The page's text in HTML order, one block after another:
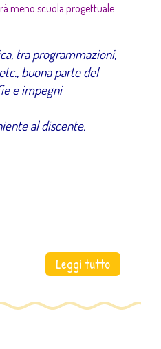
meno scuola progettuale
tra programmazioni,
buona parte del
e impegni
al discente.
Leggi tutto